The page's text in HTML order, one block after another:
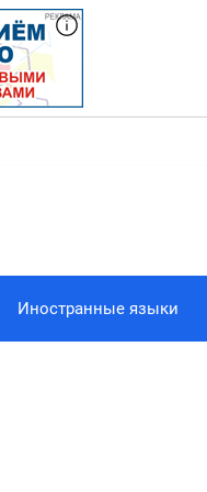
Иностранные языки